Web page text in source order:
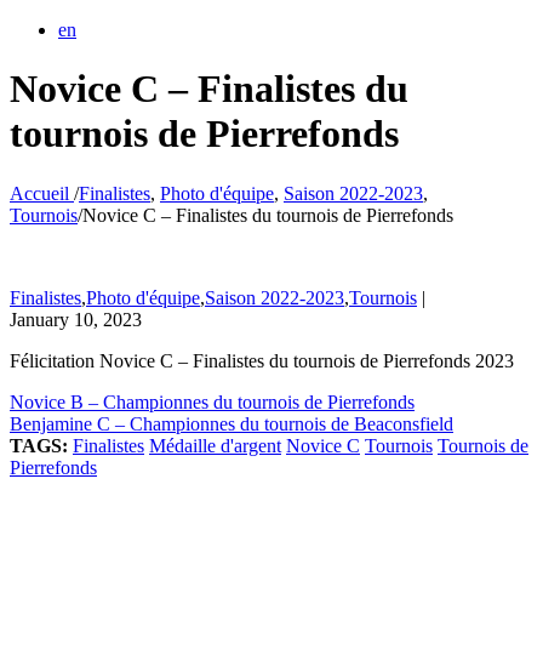
en
Novice C – Finalistes du
tournois de Pierrefonds
Accueil /Finalistes, Photo d'équipe, Saison 2022-2023,
Tournois/Novice C – Finalistes du tournois de Pierrefonds
Finalistes,Photo d'équipe,Saison 2022-2023,Tournois |
January 10, 2023
Félicitation Novice C – Finalistes du tournois de Pierrefonds 2023
Novice B – Championnes du tournois de Pierrefonds
Benjamine C – Championnes du tournois de Beaconsfield
TAGS: Finalistes Médaille d'argent Novice C Tournois Tournois de
Pierrefonds